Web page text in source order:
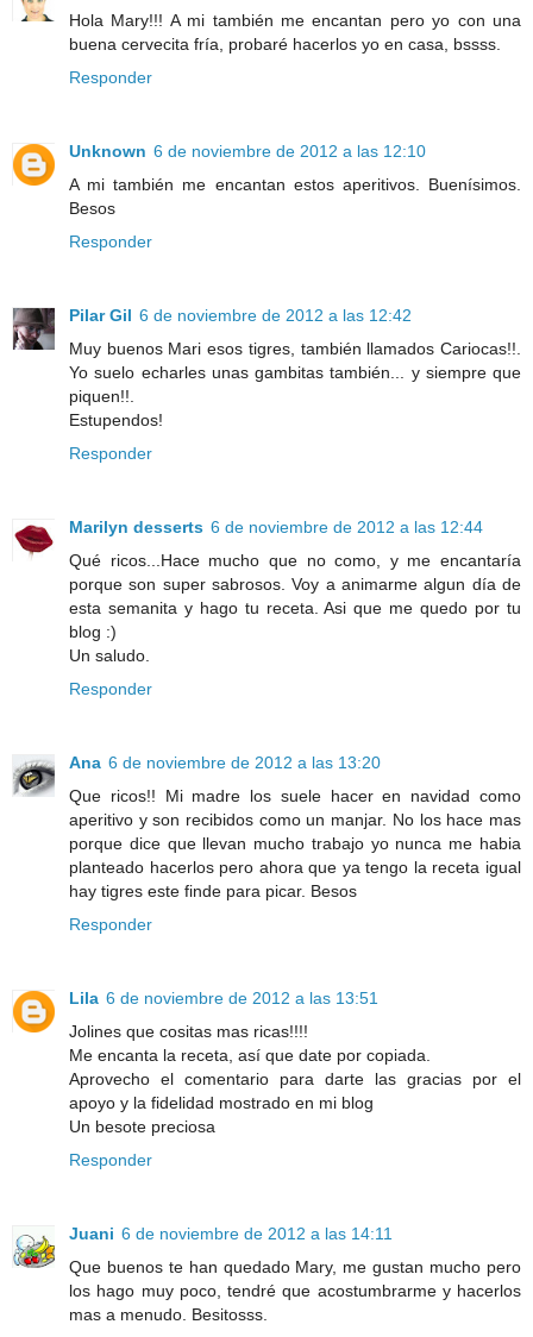
Hola Mary!!! A mi también me encantan pero yo con una
buena cervecita fría, probaré hacerlos yo en casa, bssss.
Responder
Unknown 6 de noviembre de 2012 a las 12:10
A mi también me encantan estos aperitivos. Buenísimos.
Besos
Responder
Pilar Gil 6 de noviembre de 2012 a las 12:42
Muy buenos Mari esos tigres, también llamados Cariocas!!.
Yo suelo echarles unas gambitas también... y siempre que
piquen!!.
Estupendos!
Responder
Marilyn desserts 6 de noviembre de 2012 a las 12:44
Qué ricos...Hace mucho que no como, y me encantaría
porque son super sabrosos. Voy a animarme algun día de
esta semanita y hago tu receta. Asi que me quedo por tu
blog :)
Un saludo.
Responder
Ana 6 de noviembre de 2012 a las 13:20
Que ricos!! Mi madre los suele hacer en navidad como
aperitivo y son recibidos como un manjar. No los hace mas
porque dice que llevan mucho trabajo yo nunca me habia
planteado hacerlos pero ahora que ya tengo la receta igual
hay tigres este finde para picar. Besos
Responder
Lila 6 de noviembre de 2012 a las 13:51
Jolines que cositas mas ricas!!!!
Me encanta la receta, así que date por copiada.
Aprovecho el comentario para darte las gracias por el
apoyo y la fidelidad mostrado en mi blog
Un besote preciosa
Responder
Juani 6 de noviembre de 2012 a las 14:11
Que buenos te han quedado Mary, me gustan mucho pero
los hago muy poco, tendré que acostumbrarme y hacerlos
mas a menudo. Besitosss.